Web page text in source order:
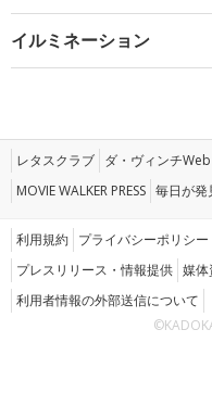
イルミネーション
レタスクラブ ダ・ヴィンチWeb
MOVIE WALKER PRESS 毎日が発
利用規約 プライバシーポリシー
プレスリリース・情報提供 媒体
利用者情報の外部送信について